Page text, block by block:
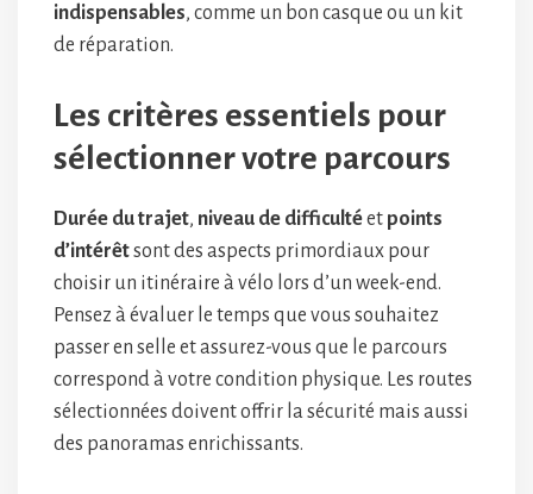
indispensables, comme un bon casque ou un kit
de réparation.
Les critères essentiels pour
sélectionner votre parcours
Durée du trajet, niveau de difficultéet points
d’intérêtsont des aspects primordiaux pour
choisir un itinéraire à vélo lors d’un week-end.
Pensez à évaluer le temps que vous souhaitez
passer en selle et assurez-vous que le parcours
correspond à votre condition physique. Les routes
sélectionnées doivent offrir la sécurité mais aussi
des panoramas enrichissants.